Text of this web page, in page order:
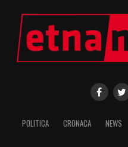
POLITICA CRONACA NEWS